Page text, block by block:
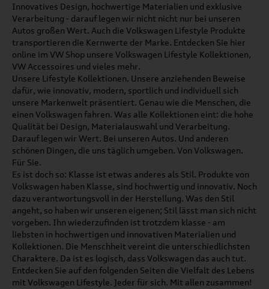
Innovatives Design, hochwertige Materialien und exklusive
Verarbeitung - darauf legen wir nicht nicht nur bei unseren
Autos großen Wert. Auch die Volkswagen Lifestyle Produkte
transportieren die Kernwerte der Marke. Entdecken Sie hier
online im VW Shop unsere Volkswagen Lifestyle Kollektionen,
VW Accessoires und vieles mehr.
Unsere Lifestyle Kollektionen. Unsere anziehenden Beweise
dafür, wie innovativ, modern, sportlich und individuell sich
unsere Markenwelt präsentiert. Genau wie die Menschen, die
einen Volkswagen fahren. Was alle Kollektionen eint: die hohe
Qualität bei Design, Materialauswahl und Verarbeitung.
Darauf legen wir Wert. Bei unseren Autos. Und anderen
schönen Dingen, die uns täglich umgeben. Von Volkswagen.
Für Sie.
Es ist doch so: Klasse ist etwas anderes als Stil. Produkte von
Volkswagen haben Klasse, sind hochwertig und innovativ. Noch
dazu verantwortungsvoll in der Herstellung. Was den Stil
angeht, so haben wir unseren eigenen; Stil lässt man sich nicht
vorgeben. Ihn wiederzufinden ist trotzdem klasse - am
liebsten in hochwertigen und innovativen Materialien und
Kollektionen. Die Menschheit vereint die unterschiedlichsten
Charaktere. Da ist es logisch, dass Volkswagen das auch tut.
Entdecken Sie auf den folgenden Seiten die Vielfalt des Lebens
mit Volkswagen Lifestyle. Jeder für sich. Mit allen zusammen!